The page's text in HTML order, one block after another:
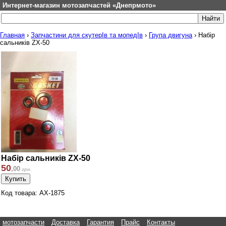
Интернет-магазин мотозапчастей «Днепрмото»
Главная › Запчастини для скутерІв та мопедІв › Група двигуна› Набір
сальників ZX-50
Набір сальників ZX-50
50,00 грн.
Код товара: AX-1875
мотозапчасти Доставка Гарантия Прайс
Контакты